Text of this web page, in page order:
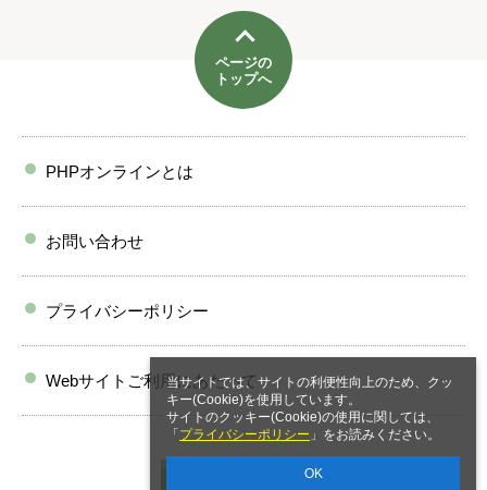
当サイトでは、サイトの利便性向上のため、クッ
キー(Cookie)を使用しています。
サイトのクッキー(Cookie)の使用に関しては、
「 プライバシーポリシー 」をお読みください。
OK
ページの
トップへ
PHPオンラインとは
お問い合わせ
プライバシーポリシー
Webサイトご利用にあたって